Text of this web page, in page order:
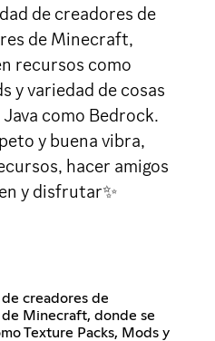
de creadores de
de Minecraft,
recursos como
y variedad de cosas
como Bedrock.
y buena vibra,
hacer amigos
y disfrutar✨
creadores de
Minecraft, donde se
Texture Packs, Mods y